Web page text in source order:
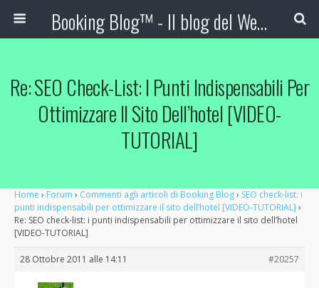
Booking Blog™ - Il blog del Web Marketing Turistico
Re: SEO Check-List: I Punti Indispensabili Per
Ottimizzare Il Sito Dell’hotel [VIDEO-
TUTORIAL]
Home › Forum › Commenti agli articoli di Booking Blog› SEO check-list: i
punti indispensabili per ottimizzare il sito dell’hotel [VIDEO-TUTORIAL] ›
Re: SEO check-list: i punti indispensabili per ottimizzare il sito dell’hotel
[VIDEO-TUTORIAL]
28 Ottobre 2011 alle 14:11 #20257